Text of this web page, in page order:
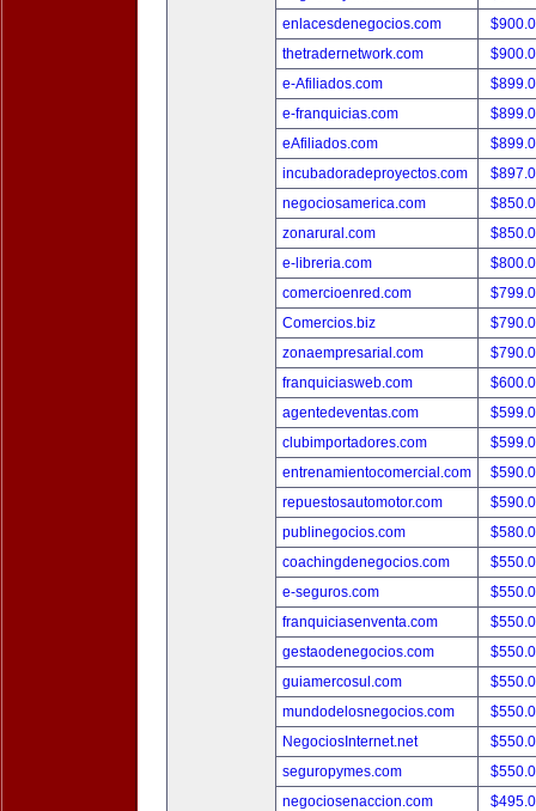
enlacesdenegocios.com
thetradernetwork.com
e-Afiliados.com
e-franquicias.com
eAfiliados.com
incubadoradeproyectos.com
negociosamerica.com
zonarural.com
e-libreria.com
comercioenred.com
Comercios.biz
zonaempresarial.com
franquiciasweb.com
agentedeventas.com
clubimportadores.com
entrenamientocomercial.com
repuestosautomotor.com
publinegocios.com
coachingdenegocios.com
e-seguros.com
franquiciasenventa.com
gestaodenegocios.com
guiamercosul.com
mundodelosnegocios.com
NegociosInternet.net
seguropymes.com
negociosenaccion.com